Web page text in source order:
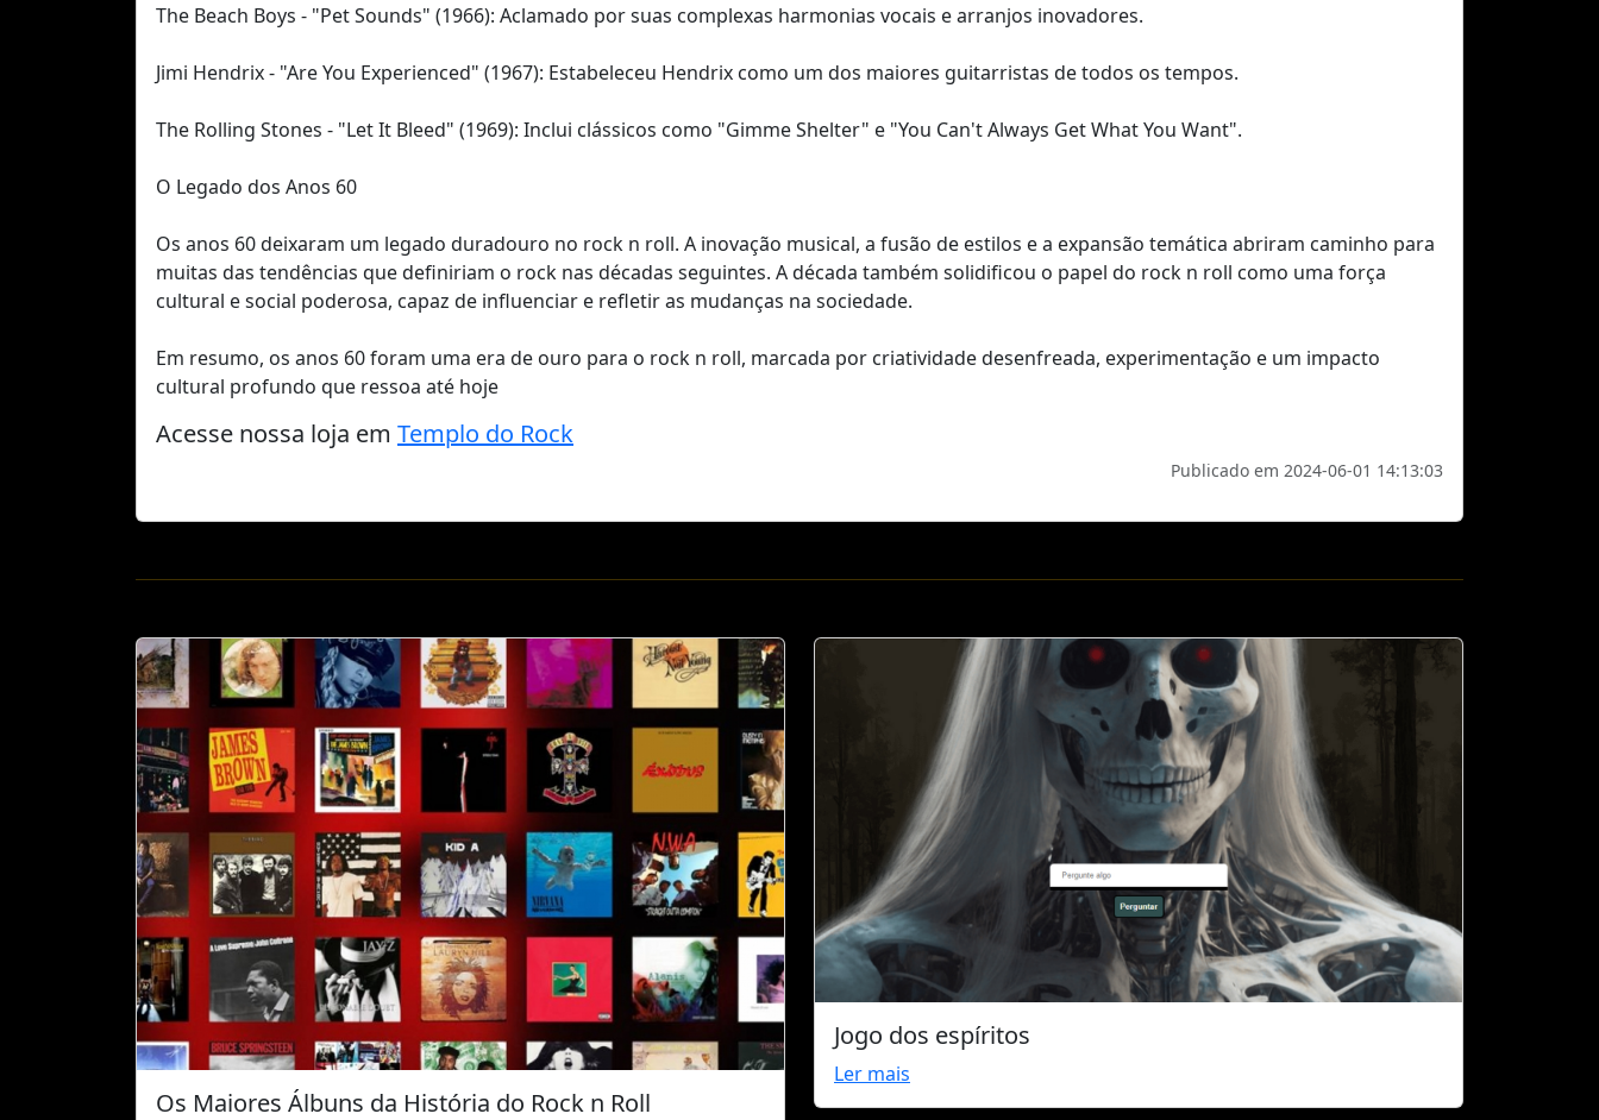
The Beach Boys - "Pet Sounds" (1966): Aclamado por suas complexas harmonias vocais e arranjos inovadores.
Jimi Hendrix - "Are You Experienced" (1967): Estabeleceu Hendrix como um dos maiores guitarristas de todos os tempos.
The Rolling Stones - "Let It Bleed" (1969): Inclui clássicos como "Gimme Shelter" e "You Can't Always Get What You Want".
O Legado dos Anos 60
Os anos 60 deixaram um legado duradouro no rock n roll. A inovação musical, a fusão de estilos e a expansão temática abriram caminho para
muitas das tendências que definiriam o rock nas décadas seguintes. A década também solidificou o papel do rock n roll como uma força
cultural e social poderosa, capaz de influenciar e refletir as mudanças na sociedade.
Em resumo, os anos 60 foram uma era de ouro para o rock n roll, marcada por criatividade desenfreada, experimentação e um impacto
cultural profundo que ressoa até hoje
Acesse nossa loja em Templo do Rock
Publicado em 2024-06-01 14:13:03
Os Maiores Álbuns da História do Rock n Roll
Jogo dos espíritos
Ler mais